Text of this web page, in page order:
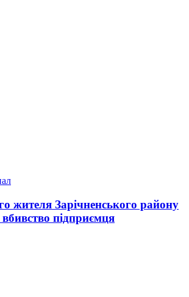
жителя Зарічненського району
підприємця